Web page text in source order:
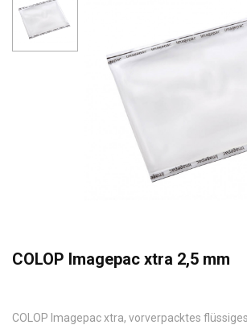
COLOP Imagepac xtra 2,5 mm
COLOP Imagepac xtra, vorverpacktes